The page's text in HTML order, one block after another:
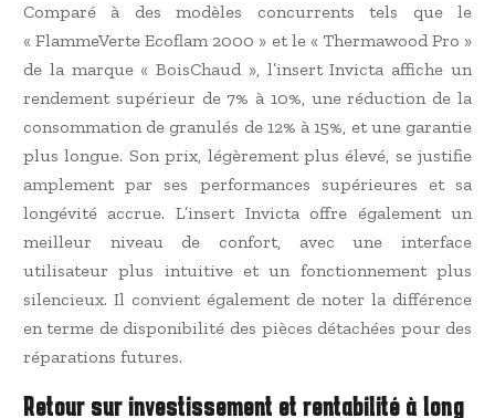
Comparé à des modèles concurrents tels que le
« FlammeVerte Ecoflam 2000 » et le « Thermawood Pro »
de la marque « BoisChaud », l’insert Invicta affiche un
rendement supérieur de 7% à 10%, une réduction de la
consommation de granulés de 12% à 15%, et une garantie
plus longue. Son prix, légèrement plus élevé, se justifie
amplement par ses performances supérieures et sa
longévité accrue. L’insert Invicta offre également un
meilleur niveau de confort, avec une interface
utilisateur plus intuitive et un fonctionnement plus
silencieux. Il convient également de noter la différence
en terme de disponibilité des pièces détachées pour des
réparations futures.
Retour sur investissement et rentabilité à long